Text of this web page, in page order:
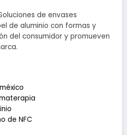
de envases
de aluminio con formas y
del consumidor y promueven
de NFC